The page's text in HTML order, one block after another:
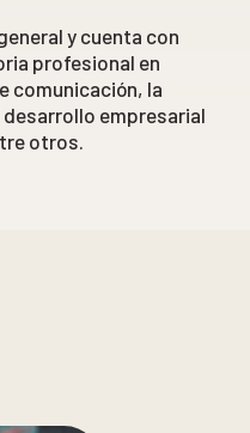
y cuenta con
profesional en
comunicación, la
empresarial
otros.